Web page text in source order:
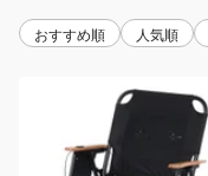
おすすめ順 人気順